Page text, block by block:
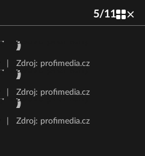
5/11
Zdroj: profimedia.cz
Zdroj: profimedia.cz
Zdroj: profimedia.cz